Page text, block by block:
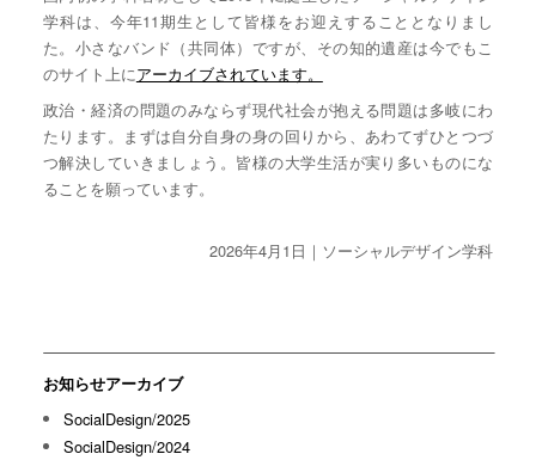
学科は、今年11期生として皆様をお迎えすることとなりまし
た。小さなバンド（共同体）ですが、その知的遺産は今でもこ
のサイト上にアーカイブされています。
政治・経済の問題のみならず現代社会が抱える問題は多岐にわ
たります。まずは自分自身の身の回りから、あわてずひとつづ
つ解決していきましょう。皆様の大学生活が実り多いものにな
ることを願っています。
2026年4月1日｜ソーシャルデザイン学科
お知らせアーカイブ
SocialDesign/2025
SocialDesign/2024